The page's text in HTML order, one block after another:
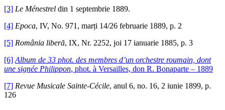
[3] Le Ménestrel din 1 septembrie 1889.
[4] Epoca, IV, No. 971, marți 14/26 februarie 1889, p. 2
[5] România liberă, IX, Nr. 2252, joi 17 ianuarie 1885, p. 3
[6] Album de 33 phot. des membres d’un orchestre roumain, dont
une signée Philippon, phot. à Versailles, don R. Bonaparte – 1889
[7] Revue Musicale Sainte-Cécile, anul 6, no. 16, 2 iunie 1899, p.
126